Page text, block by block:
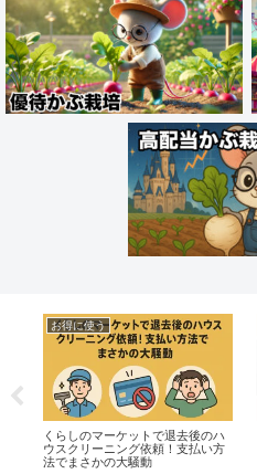
お得に使う
くらしのマーケットで退去後のハ
ウスクリーニング依頼！支払い方
法でまさかの大騒動